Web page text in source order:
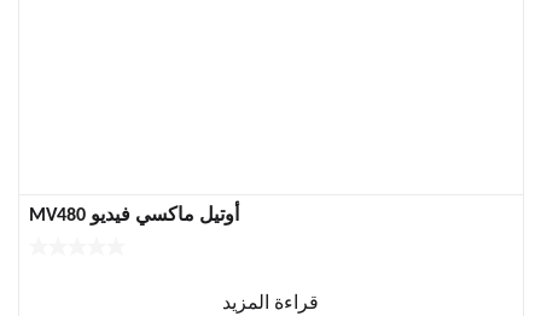
أوتيل ماكسي فيديو MV480
قراءة المزيد